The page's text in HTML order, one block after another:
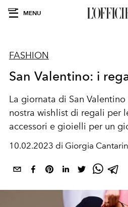
MENU
FASHION
San Valentino: i
La giornata di San
nostra wishlist di regali per
accessori e gioielli per un
10.02.2023 di Giorgia